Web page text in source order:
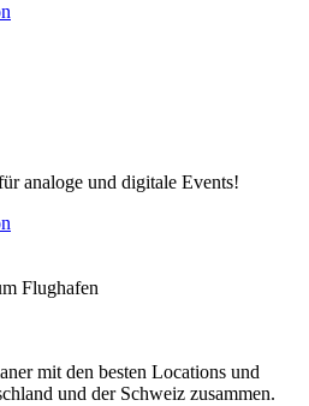
analoge und digitale Events!
Flughafen
mit den besten Locations und
und der Schweiz zusammen.